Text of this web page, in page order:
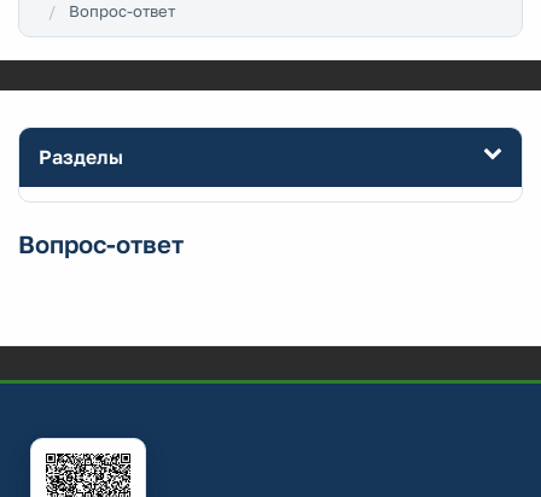
Вопрос-ответ
Разделы
Вопрос-ответ